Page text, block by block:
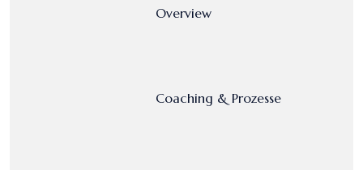
Overview
Coaching & Prozesse